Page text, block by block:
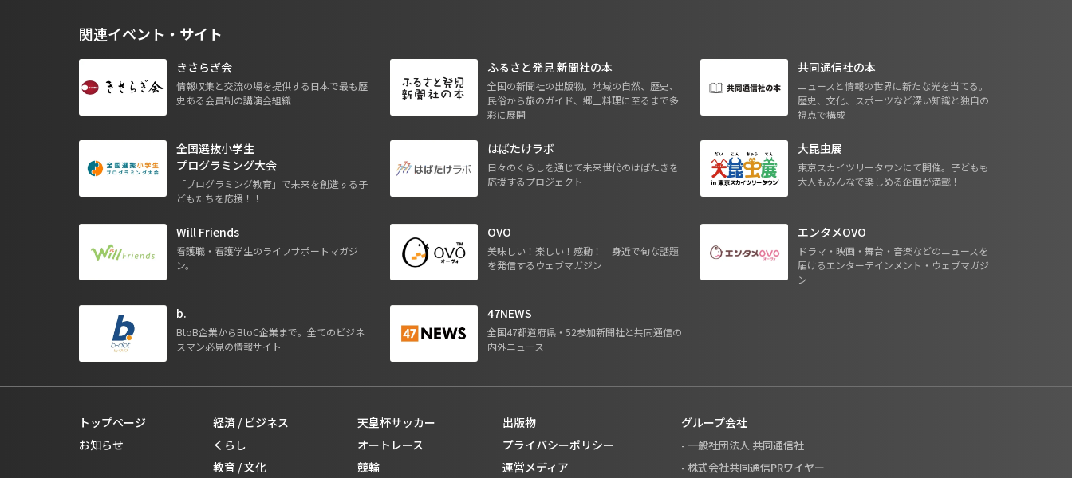
関連イベント・サイト
きさらぎ会
情報収集と交流の場を提供する日本で最も歴
史ある会員制の講演会組織
ふるさと発見 新聞社の本
全国の新聞社の出版物。地域の自然、歴史、
民俗から旅のガイド、郷土料理に至るまで多
彩に展開
共同通信社の本
ニュースと情報の世界に新たな光を当てる。
歴史、文化、スポーツなど深い知識と独自の
視点で構成
全国選抜小学生
プログラミング大会
「プログラミング教育」で未来を創造する子
どもたちを応援！！
はばたけラボ
日々のくらしを通じて未来世代のはばたきを
応援するプロジェクト
大昆虫展
東京スカイツリータウンにて開催。子どもも
大人もみんなで楽しめる企画が満載！
Will Friends
看護職・看護学生のライフサポートマガジ
ン。
OVO
美味しい！楽しい！感動！ 身近で旬な話題
を発信するウェブマガジン
エンタメOVO
ドラマ・映画・舞台・音楽などのニュースを
届けるエンターテインメント・ウェブマガジ
ン
b.
BtoB企業からBtoC企業まで。全てのビジネ
スマン必見の情報サイト
47NEWS
全国47都道府県・52参加新聞社と共同通信の
内外ニュース
トップページ
お知らせ
経済 / ビジネス
くらし
教育 / 文化
天皇杯サッカー
オートレース
競輪
出版物
プライバシーポリシー
運営メディア
グループ会社
- 一般社団法人 共同通信社
- 株式会社共同通信PRワイヤー